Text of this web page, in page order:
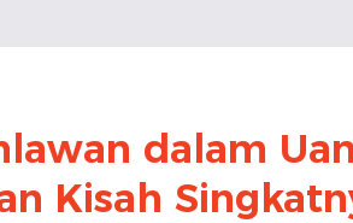
dalam
Kisah